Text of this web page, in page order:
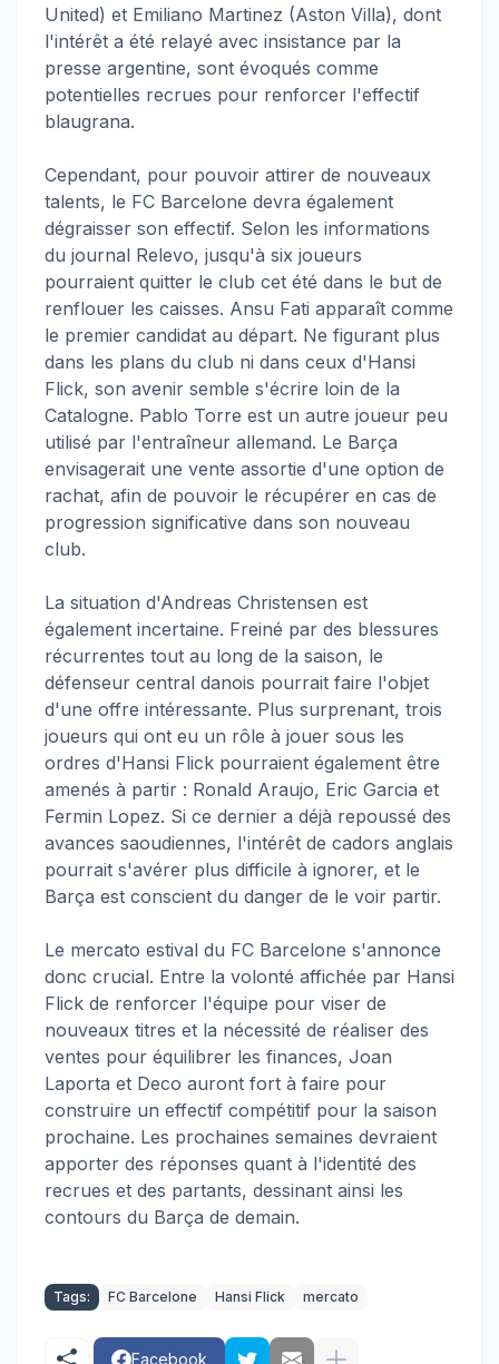
United) et Emiliano Martinez (Aston Villa), dont
l'intérêt a été relayé avec insistance par la
presse argentine, sont évoqués comme
potentielles recrues pour renforcer l'effectif
blaugrana.
Cependant, pour pouvoir attirer de nouveaux
talents, le FC Barcelone devra également
dégraisser son effectif. Selon les informations
du journal Relevo, jusqu'à six joueurs
pourraient quitter le club cet été dans le but de
renflouer les caisses. Ansu Fati apparaît comme
le premier candidat au départ. Ne figurant plus
dans les plans du club ni dans ceux d'Hansi
Flick, son avenir semble s'écrire loin de la
Catalogne. Pablo Torre est un autre joueur peu
utilisé par l'entraîneur allemand. Le Barça
envisagerait une vente assortie d'une option de
rachat, afin de pouvoir le récupérer en cas de
progression significative dans son nouveau
club.
La situation d'Andreas Christensen est
également incertaine. Freiné par des blessures
récurrentes tout au long de la saison, le
défenseur central danois pourrait faire l'objet
d'une offre intéressante. Plus surprenant, trois
joueurs qui ont eu un rôle à jouer sous les
ordres d'Hansi Flick pourraient également être
amenés à partir : Ronald Araujo, Eric Garcia et
Fermin Lopez. Si ce dernier a déjà repoussé des
avances saoudiennes, l'intérêt de cadors anglais
pourrait s'avérer plus difficile à ignorer, et le
Barça est conscient du danger de le voir partir.
Le mercato estival du FC Barcelone s'annonce
donc crucial. Entre la volonté affichée par Hansi
Flick de renforcer l'équipe pour viser de
nouveaux titres et la nécessité de réaliser des
ventes pour équilibrer les finances, Joan
Laporta et Deco auront fort à faire pour
construire un effectif compétitif pour la saison
prochaine. Les prochaines semaines devraient
apporter des réponses quant à l'identité des
recrues et des partants, dessinant ainsi les
contours du Barça de demain.
Tags: FC Barcelone Hansi Flick mercato
Facebook